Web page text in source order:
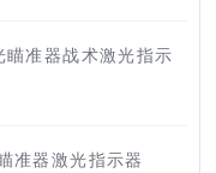
准器战术激光指示
准器激光指示器